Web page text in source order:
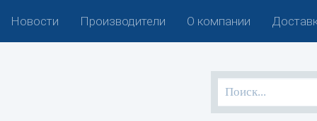
Новости Производители О компании